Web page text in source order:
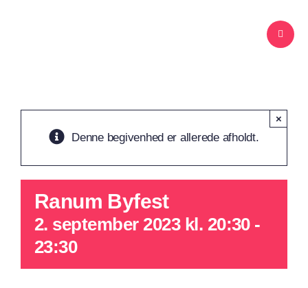
Denne begivenhed er allerede afholdt.
×
Ranum Byfest
2. september 2023 kl. 20:30-
23:30